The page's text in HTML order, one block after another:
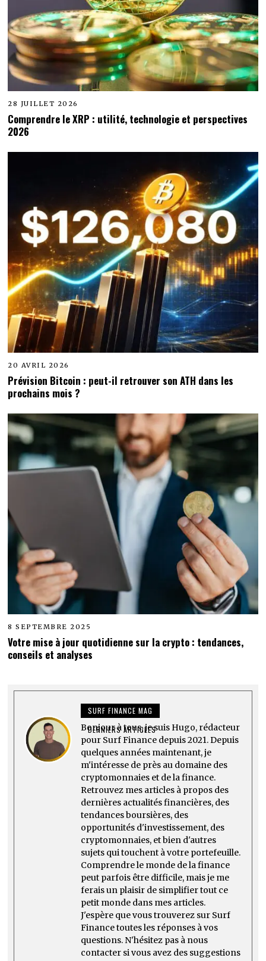
28 JUILLET 2026
Comprendre le XRP : utilité, technologie et perspectives
2026
20 AVRIL 2026
Prévision Bitcoin : peut-il retrouver son ATH dans les
prochains mois ?
8 SEPTEMBRE 2025
Votre mise à jour quotidienne sur la crypto : tendances,
conseils et analyses
SURF FINANCE MAG
DERNIERS ARTICLES
Bonjour à tous, je suis Hugo, rédacteur
pour Surf Finance depuis 2021. Depuis
quelques années maintenant, je
m'intéresse de près au domaine des
cryptomonnaies et de la finance.
Retrouvez mes articles à propos des
dernières actualités financières, des
tendances boursières, des
opportunités d'investissement, des
cryptomonnaies, et bien d'autres
sujets qui touchent à votre portefeuille.
Comprendre le monde de la finance
peut parfois être difficile, mais je me
ferais un plaisir de simplifier tout ce
petit monde dans mes articles.
J'espère que vous trouverez sur Surf
Finance toutes les réponses à vos
questions. N'hésitez pas à nous
contacter si vous avez des suggestions